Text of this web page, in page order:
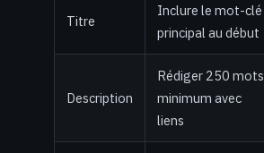
Titre
Inclure le mot-clé
principal au début
Description
Rédiger 250 mots
minimum avec
liens